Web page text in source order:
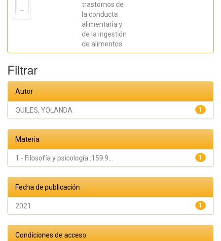
trastornos de
la conducta
alimentaria y
de la ingestión
de alimentos
Filtrar
Autor
1
QUILES, YOLANDA
Materia
1
1 - Filosofía y psicología::159.9...
Fecha de publicación
1
2021
Condiciones de acceso